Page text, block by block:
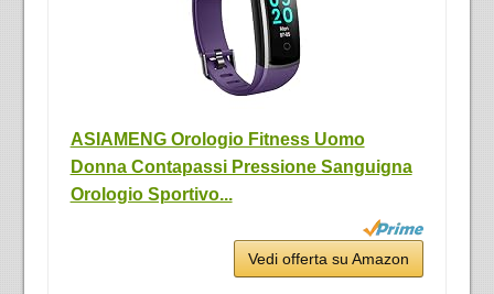
ASIAMENG Orologio Fitness Uomo
Donna Contapassi Pressione Sanguigna
Orologio Sportivo...
Vedi offerta su Amazon